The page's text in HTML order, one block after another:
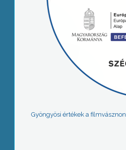
Gyöngyösi értékek a filmvásznon